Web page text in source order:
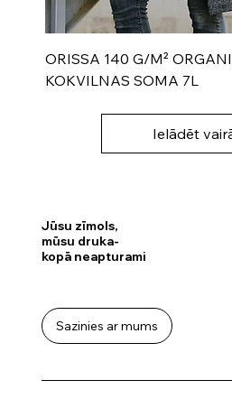
ORISSA 140 G/M²
KOKVILNAS SOMA 7L
Ielādēt
Jūsu zīmols,
mūsu druka-
kopā neapturami
Sazinies ar mums